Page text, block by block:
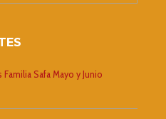
Safa Mayo y Junio